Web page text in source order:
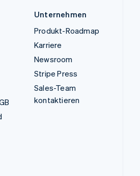
Unternehmen
Produkt-Roadmap
Karriere
Newsroom
Stripe Press
Sales-Team
kontaktieren